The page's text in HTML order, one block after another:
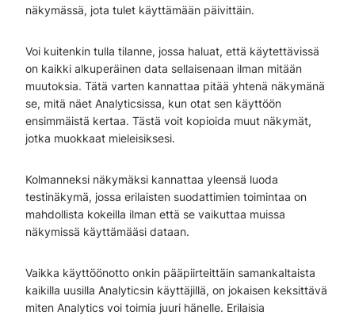
näkymässä, jota tulet käyttämään päivittäin.
Voi kuitenkin tulla tilanne, jossa haluat, että käytettävissä
on kaikki alkuperäinen data sellaisenaan ilman mitään
muutoksia. Tätä varten kannattaa pitää yhtenä näkymänä
se, mitä näet Analyticsissa, kun otat sen käyttöön
ensimmäistä kertaa. Tästä voit kopioida muut näkymät,
jotka muokkaat mieleisiksesi.
Kolmanneksi näkymäksi kannattaa yleensä luoda
testinäkymä, jossa erilaisten suodattimien toimintaa on
mahdollista kokeilla ilman että se vaikuttaa muissa
näkymissä käyttämääsi dataan.
Vaikka käyttöönotto onkin pääpiirteittäin samankaltaista
kaikilla uusilla Analyticsin käyttäjillä, on jokaisen keksittävä
miten Analytics voi toimia juuri hänelle. Erilaisia